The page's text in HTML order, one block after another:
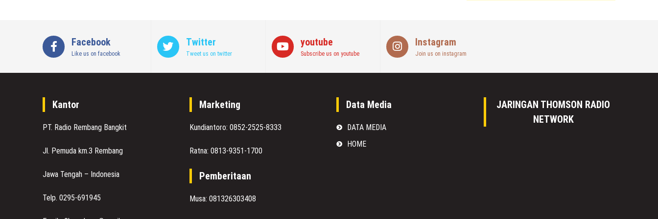
Facebook
Like us on facebook
Twitter
Tweet us on twitter
youtube
Subscribe us on youtube
Instagram
Join us on instagram
Kantor
PT. Radio Rembang Bangkit
Jl. Pemuda km.3 Rembang
Jawa Tengah – Indonesia
Telp. 0295-691945
Marketing
Kundiantoro: 0852-2525-8333
Ratna: 0813-9351-1700
Pemberitaan
Musa: 081326303408
Data Media
DATA MEDIA
HOME
JARINGAN THOMSON RADIO
NETWORK